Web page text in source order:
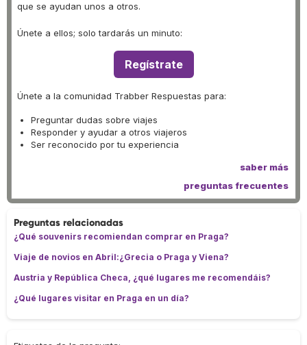
que se ayudan unos a otros.
Únete a ellos; solo tardarás un minuto:
Regístrate
Únete a la comunidad Trabber Respuestas para:
Preguntar dudas sobre viajes
Responder y ayudar a otros viajeros
Ser reconocido por tu experiencia
saber más
preguntas frecuentes
Preguntas relacionadas
¿Qué souvenirs recomiendan comprar en Praga?
Viaje de novios en Abril:¿Grecia o Praga y Viena?
Austria y República Checa, ¿qué lugares me recomendáis?
¿Qué lugares visitar en Praga en un día?